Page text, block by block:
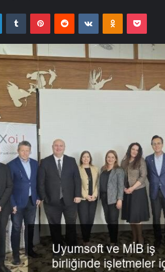
LinkedInTumblr PinterestReddit VKontakteOdnoklassniki
Pocket